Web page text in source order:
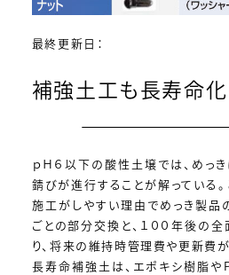
最終更新日：
補強土工も長寿命
ｐＨ６以下の酸性土壌では、めっ
錆びが進行することが解っている。
施工がしやすい理由でめっき製品
ごとの部分交換と、１００年後の
り、将来の維持時管理費や更新費が
長寿命補強土は、エポキシ樹脂や